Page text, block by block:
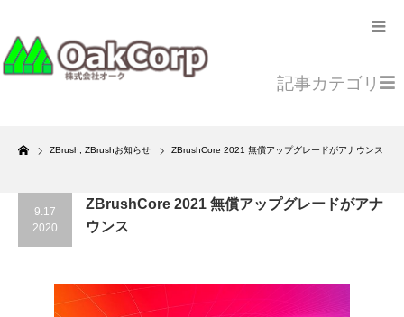
Home
ZBrush ZBrushお知らせ ZBrushCore 2021 無償アップグレードがアナウンス
記事カテゴリ
9.17
2020
ZBrushCore 2021 無償アップグレードがアナ
ウンス